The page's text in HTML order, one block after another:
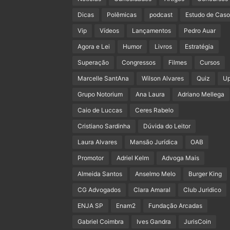
Dicas Polêmicas podcast Estudo de Caso
Vip Vídeos Lançamentos Pedro Auar
Agora e Lei Humor Livros Estratégia
Superação Congressos Filmes Cursos
Marcelle SantAna Wilson Alvares Quiz
Grupo Notorium Ana Laura Adriano Mellega
Caio de Luccas Ceres Rabelo
Cristiano Sardinha Dúvida do Leitor
Laura Alvares Mansão Jurídica OAB
Promotor Adriel Kelm Advoga Mais
Almeida Santos Anselmo Melo Burger King
CG Advogados Clara Amaral Club Juridico
ENJA SP Enam2 Fundação Arcadas
Gabriel Coimbra Ives Gandra JurisCoin